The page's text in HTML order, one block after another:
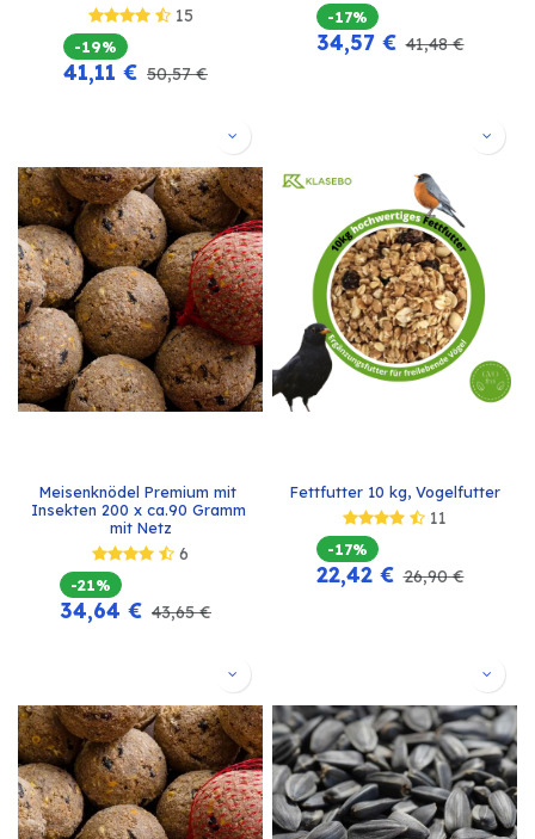
15
-19%
41,11 € 50,57€
-17%
34,57€ 41,48€
Meisenknödel Premium mit
Insekten 200 x ca.90 Gramm
mit Netz
6
-21%
34,64 € 43,65€
Fettfutter 10 kg, Vogelfutter
11
-17%
22,42€ 26,90€